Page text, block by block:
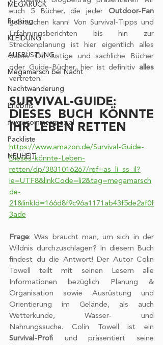
MEGARUCK
Rucking
KLEIDUNG
AUSRÜSTUNG
Megamarsch bei Nacht
Nachtwanderung
Erlebnis
#wgwsommerspezial
Packliste
NEUHEIT
euch 5 Bücher, die jeder Outdoor-Fan
gebrauchen kann! Von Survival-Tipps und
Erfahrungsberichten bis hin zur
Streckenplanung ist hier eigentlich alles
dabei. Ob lustige und sachliche Bücher
oder Guide-Bücher, hier ist definitiv alles
vertreten.
SURVIVAL-GUIDE:
DIESES BUCH KÖNNTE
IHR LEBEN RETTEN
https://www.amazon.de/Survival-Guide-
Dieses-könnte-Leben-
retten/dp/3831016267/ref=as_li_ss_il?
ie=UTF8&linkCode=li2&tag=megamarsch
de-
21&linkId=166d8f9c96a1171ab43f5de2af0f
3ade
Frage: Was braucht man, um sich in der
Wildnis durchzuschlagen? In diesem Buch
findest du die Antwort! Der Autor Colin
Towell teilt mit seinen Lesern alle
Informationen bezüglich Planung &
Organisation sowie Ausrüstung und
Orientierung im Gelände, als auch
Wetterkunde, Wasser- und
Survival-Profi und präsentiert seine